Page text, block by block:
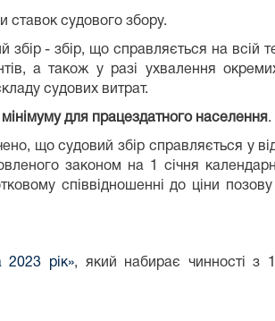
ставок судового збору.
- збір, що справляється на всій
а також у разі ухвалення
судових витрат.
для працездатного населення.
що судовий збір справляється у
законом на 1 січня
співвідношенні до ціни
рік», який набирає чинності з